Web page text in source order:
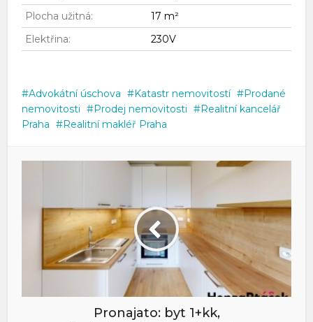
Plocha užitná:
17 m²
Elektřina:
230V
Advokátní úschova Katastr nemovitostí
Prodané
nemovitosti
Prodej nemovitosti
Realitní kancelář
Praha
Realitní makléř Praha
Pronajato: byt 1+kk,